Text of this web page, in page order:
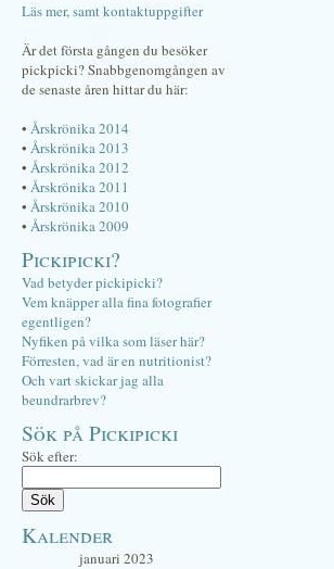
Läs mer, samt kontaktuppgifter
Är det första gången du besöker
pickpicki? Snabbgenomgången av
de senaste åren hittar du här:
• Årskrönika 2014
• Årskrönika 2013
• Årskrönika 2012
• Årskrönika 2011
• Årskrönika 2010
• Årskrönika 2009
Pickipicki?
Vad betyder pickipicki?
Vem knäpper alla fina fotografier
egentligen?
Nyfiken på vilka som läser här?
Förresten, vad är en nutritionist?
Och vart skickar jag alla
beundrarbrev?
Sök på Pickipicki
Sök efter:
Kalender
januari 2023